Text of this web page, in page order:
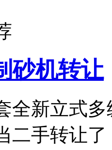
砂机转让
全新立式
二手转让